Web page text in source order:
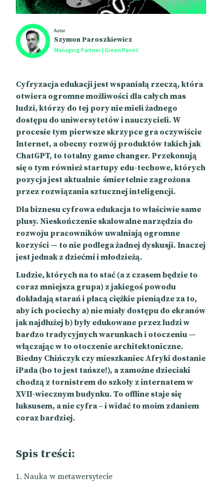
Autor
Szymon Paroszkiewicz
Managing Partner | Green Parrot
Cyfryzacja edukacji jest wspaniałą rzeczą, która
otwiera ogromne możliwości dla całych mas
ludzi, którzy do tej pory nie mieli żadnego
dostępu do uniwersytetów i nauczycieli. W
procesie tym pierwsze skrzypce gra oczywiście
Internet, a obecny rozwój produktów takich jak
ChatGPT, to totalny game changer. Przekonują
się o tym również startupy edu-techowe, których
pozycja jest aktualnie śmiertelnie zagrożona
przez rozwiązania sztucznej inteligencji.
Dla biznesu cyfrowa edukacja to właściwie same
plusy. Nieskończenie skalowalne narzędzia do
rozwoju pracowników uwalniają ogromne
korzyści — to nie podlega żadnej dyskusji. Inaczej
jest jednak z dziećmi i młodzieżą.
Ludzie, których na to stać (a z czasem będzie to
coraz mniejsza grupa) z jakiegoś powodu
dokładają starań i płacą ciężkie pieniądze za to,
aby ich pociechy a) nie miały dostępu do ekranów
jak najdłużej b) były edukowane przez ludzi w
bardzo tradycyjnych warunkach i otoczeniu —
włączając w to otoczenie architektoniczne.
Biedny Chińczyk czy mieszkaniec Afryki dostanie
iPada (bo to jest tańsze!), a zamożne dzieciaki
chodzą z tornistrem do szkoły z internatem w
XVII-wiecznym budynku. To offline staje się
luksusem, a nie cyfra – i widać to moim zdaniem
coraz bardziej.
Spis treści:
Nauka w metawersytecie